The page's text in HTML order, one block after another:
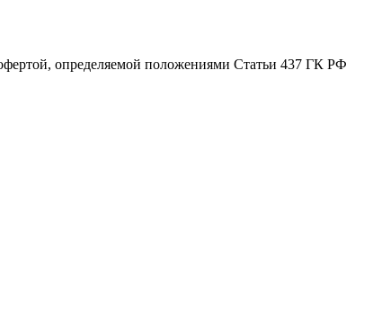
определяемой положениями Статьи 437 ГК РФ